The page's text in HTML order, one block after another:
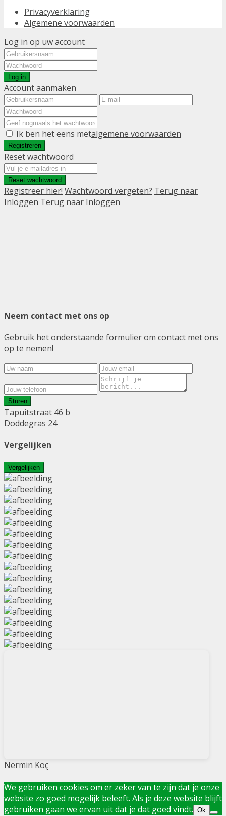
Privacyverklaring
Algemene voorwaarden
Log in op uw account
Log in
Account aanmaken
Ik ben het eens metalgemene voorwaarden
Registreren
Reset wachtwoord
Reset wachtwoord
Registreer hier! Wachtwoord vergeten? Terug naar
Inloggen Terug naar Inloggen
Neem contact met ons op
Gebruik het onderstaande formulier om contact met ons
op te nemen!
Sturen
Tapuitstraat 46 b
Doddegras 24
Vergelijken
Vergelijken
Nermin Koç
We gebruiken cookies om er zeker van te zijn dat je onze
website zo goed mogelijk beleeft. Als je deze website blijft
gebruiken gaan we ervan uit dat je dat goed vindt. Ok